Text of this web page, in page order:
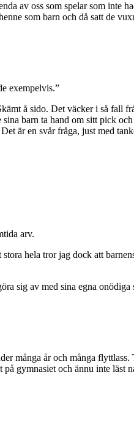
av oss som spelar som inte
som barn och då satt de
exempelvis.”
å sido. Det väcker i så fall
barn ta hand om sitt pick
är en svår fråga, just med
arv.
hela tror jag dock att
sig av med sina egna onödiga
många år och många flyttlass.
gymnasiet och ännu inte